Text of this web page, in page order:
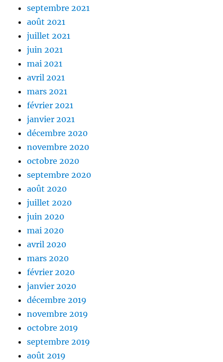
septembre 2021
août 2021
juillet 2021
juin 2021
mai 2021
avril 2021
mars 2021
février 2021
janvier 2021
décembre 2020
novembre 2020
octobre 2020
septembre 2020
août 2020
juillet 2020
juin 2020
mai 2020
avril 2020
mars 2020
février 2020
janvier 2020
décembre 2019
novembre 2019
octobre 2019
septembre 2019
août 2019